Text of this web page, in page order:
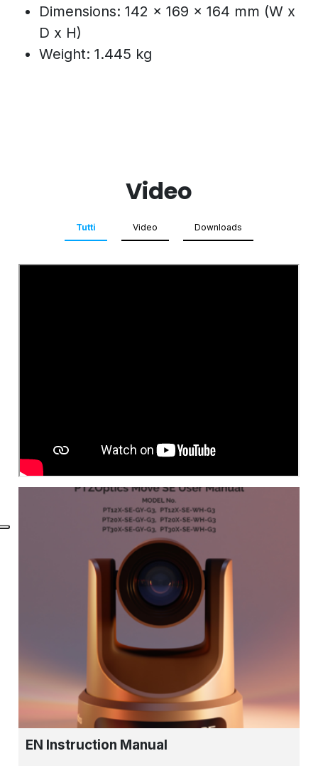
Dimensions: 142 x 169 x 164 mm (W x
D x H)
Weight: 1.445 kg
Video
Tutti Video Downloads
EN Instruction Manual